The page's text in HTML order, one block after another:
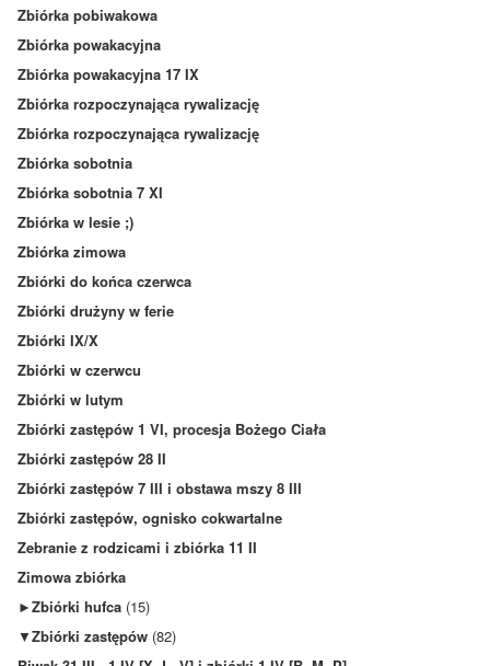
Zbiórka pobiwakowa
Zbiórka powakacyjna
Zbiórka powakacyjna 17 IX
Zbiórka rozpoczynająca rywalizację
Zbiórka rozpoczynająca rywalizację
Zbiórka sobotnia
Zbiórka sobotnia 7 XI
Zbiórka w lesie ;)
Zbiórka zimowa
Zbiórki do końca czerwca
Zbiórki drużyny w ferie
Zbiórki IX/X
Zbiórki w czerwcu
Zbiórki w lutym
Zbiórki zastępów 1 VI, procesja Bożego Ciała
Zbiórki zastępów 28 II
Zbiórki zastępów 7 III i obstawa mszy 8 III
Zbiórki zastępów, ognisko cokwartalne
Zebranie z rodzicami i zbiórka 11 II
Zimowa zbiórka
►Zbiórki hufca (15)
▼Zbiórki zastępów (82)